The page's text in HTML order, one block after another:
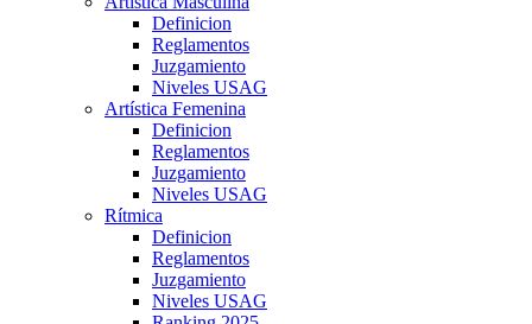
Definicion
Reglamentos
Juzgamiento
Niveles USAG
Artística Femenina
Definicion
Reglamentos
Juzgamiento
Niveles USAG
Rítmica
Definicion
Reglamentos
Juzgamiento
Niveles USAG